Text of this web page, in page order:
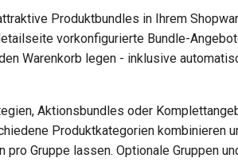
Produktbundles in Ihrem
vorkonfigurierte Bundle-
Warenkorb legen - inklusive
Aktionsbundles oder
Produktkategorien kombinieren
Gruppe lassen. Optionale Gruppen